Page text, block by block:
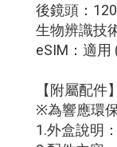
後鏡頭：
生物辨識技
eSIM：適用
【附屬配件】
※為響應環
1.外盒說明